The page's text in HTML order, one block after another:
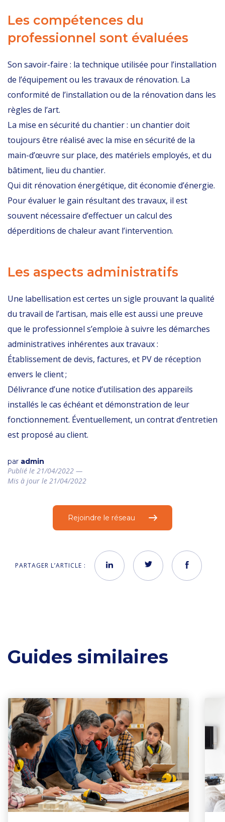
Les compétences du
professionnel sont évaluées
Son savoir-faire : la technique utilisée pour l’installation
de l’équipement ou les travaux de rénovation. La
conformité de l’installation ou de la rénovation dans les
règles de l’art.
La mise en sécurité du chantier : un chantier doit
toujours être réalisé avec la mise en sécurité de la
main-d’œuvre sur place, des matériels employés, et du
bâtiment, lieu du chantier.
Qui dit rénovation énergétique, dit économie d’énergie.
Pour évaluer le gain résultant des travaux, il est
souvent nécessaire d’effectuer un calcul des
déperditions de chaleur avant l’intervention.
Les aspects administratifs
Une labellisation est certes un sigle prouvant la qualité
du travail de l’artisan, mais elle est aussi une preuve
que le professionnel s’emploie à suivre les démarches
administratives inhérentes aux travaux :
Établissement de devis, factures, et PV de réception
envers le client ;
Délivrance d’une notice d’utilisation des appareils
installés le cas échéant et démonstration de leur
fonctionnement. Éventuellement, un contrat d’entretien
est proposé au client.
par admin
Publié le 21/04/2022 —
Mis à jour le 21/04/2022
Rejoindre le réseau
PARTAGER L’ARTICLE :
Guides similaires